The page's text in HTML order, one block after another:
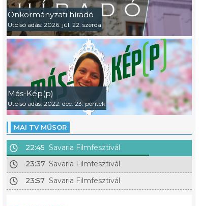
Önkormányzati híradó
Utolsó adás: 2026. júl. 22. szerda
Más-Kép(p)
Utolsó adás: 2022. dec. 23. péntek
MAI TV MŰSOR
22:45 Savaria Filmfesztivál
23:37 Savaria Filmfesztivál
23:57 Savaria Filmfesztivál